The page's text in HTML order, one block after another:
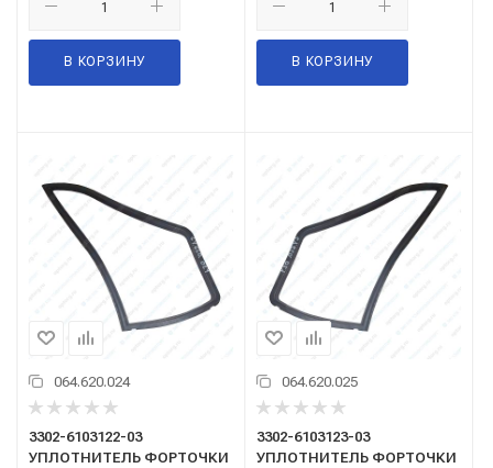
В КОРЗИНУ В КОРЗИНУ
064.620.024
3302-6103122-03
УПЛОТНИТЕЛЬ ФОРТОЧКИ
064.620.025
3302-6103123-03
УПЛОТНИТЕЛЬ ФОРТОЧКИ